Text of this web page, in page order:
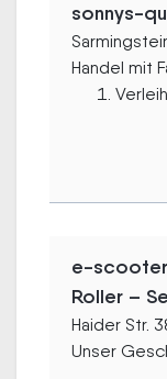
sonnys-
Handel mit
e-
Roller –
Haider Str.
Unser